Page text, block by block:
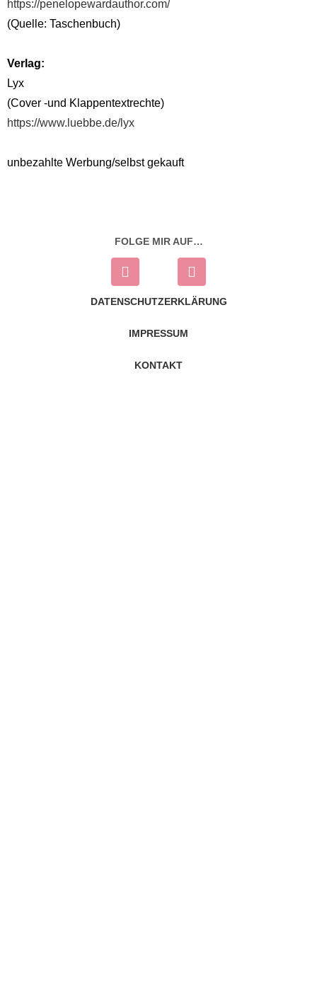
https://penelopewardauthor.com/
(Quelle: Taschenbuch)
Verlag:
Lyx
(Cover -und Klappentextrechte)
https://www.luebbe.de/lyx
unbezahlte Werbung/selbst gekauft
FOLGE MIR AUF…
DATENSCHUTZERKLÄRUNG
IMPRESSUM
KONTAKT